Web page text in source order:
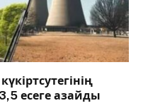
есеге азайды